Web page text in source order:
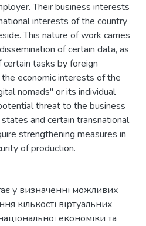
Their business interests
interests of the country
This nature of work carries
of certain data, as
tasks by foreign
economic interests of the
nomads" or its individual
threat to the business
and certain transnational
strengthening measures in
of production.
у визначенні можливих
кількості віртуальних
економіки та